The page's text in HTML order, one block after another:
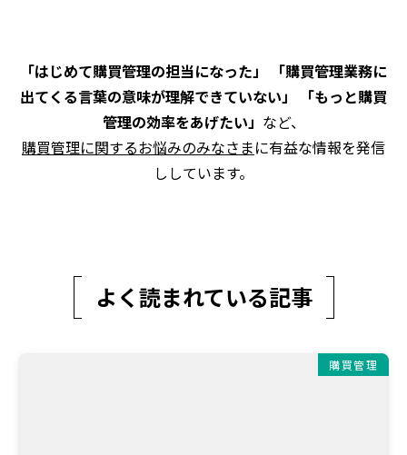
「はじめて購買管理の担当になった」 「購買管理業務に
出てくる言葉の意味が理解できていない」 「もっと購買
管理の効率をあげたい」 など、
購買管理に関するお悩みのみなさまに有益な情報を発信
ししています。
よく読まれている記事
購買管理